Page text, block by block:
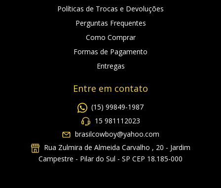
Políticas de Trocas e Devoluções
Perguntas Frequentes
Como Comprar
Formas de Pagamento
Entregas
Entre em contato
(15) 99849-1987
15 981112023
brasilcowboy@yahoo.com
Rua Zulmira de Almeida Carvalho , 20 - Jardim
Campestre - Pilar do Sul - SP CEP 18.185-000